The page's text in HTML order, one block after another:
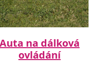
Auta na dálková
ovládání